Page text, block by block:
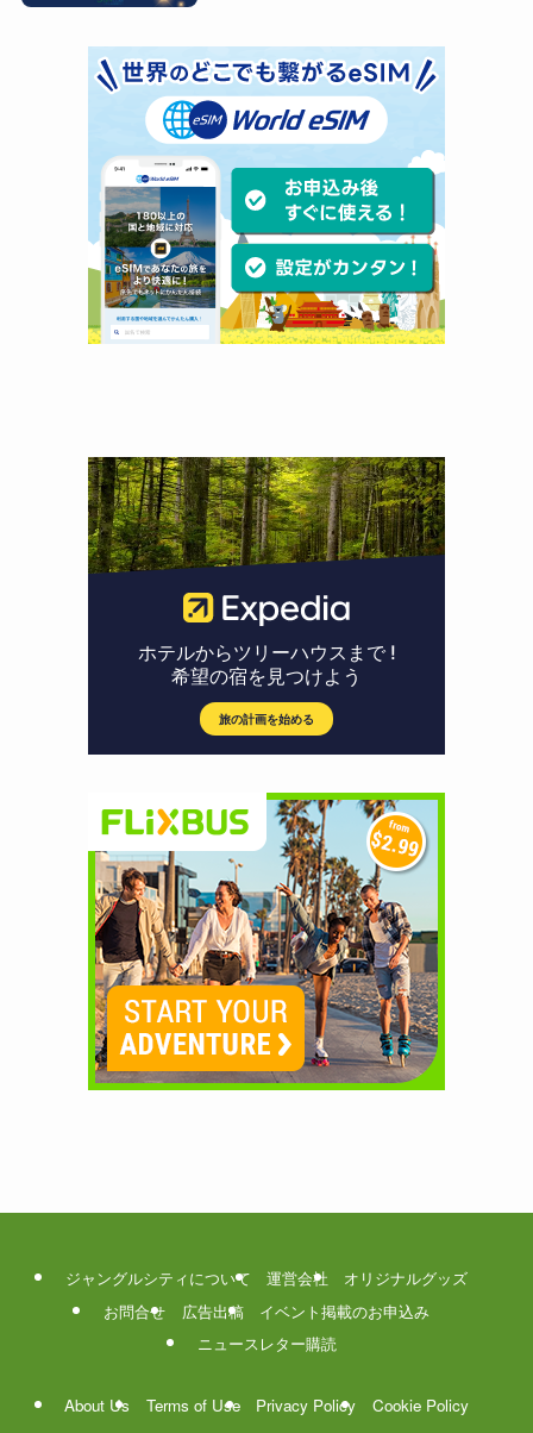
ジャングルシティについて 運営会社
オリジナルグッズ
お問合せ
広告出稿
イベント掲載のお申込み
ニュースレター購読
About Us Terms of Use Privacy Policy
Cookie Policy